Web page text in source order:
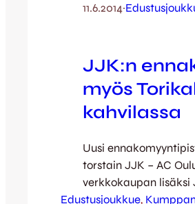
11.6.2014·
JJK:n
myös
kahvilassa
Uusi
torstain JJK – AC
verkkokaupan
on saatavilla myös
Edustusjoukkue,